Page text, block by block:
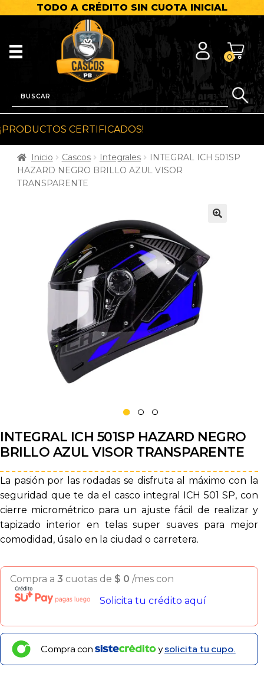
TODO A CRÉDITO SIN CUOTA INICIAL
0
¡PRODUCTOS CERTIFICADOS!
Inicio Cascos Integrales
INTEGRAL ICH 501SP
HAZARD NEGRO BRILLO AZUL VISOR
TRANSPARENTE
INTEGRAL ICH 501SP HAZARD NEGRO
BRILLO AZUL VISOR TRANSPARENTE
La pasión por las rodadas se disfruta al máximo con la
seguridad que te da el casco integral ICH 501 SP, con
cierre micrométrico para un ajuste fácil de realizar y
tapizado interior en telas super suaves para mejor
comodidad, úsalo en la ciudad o carretera.
Compra a 3 cuotas de $ 0 /mes con
Solicita tu crédito aquí
Compra con ysolicita tu cupo.